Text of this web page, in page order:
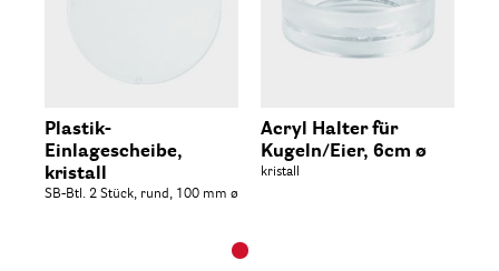
Plastik-
Einlagescheibe,
kristall
SB-Btl. 2 Stück, rund, 100 mm ø
Acryl Halter für
Kugeln/Eier, 6cm ø
kristall